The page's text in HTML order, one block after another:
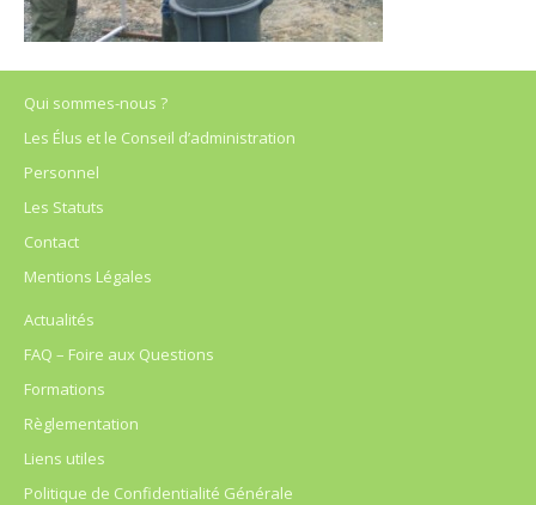
Qui sommes-nous ?
Les Élus et le Conseil d’administration
Personnel
Les Statuts
Contact
Mentions Légales
Actualités
FAQ – Foire aux Questions
Formations
Règlementation
Liens utiles
Politique de Confidentialité Générale